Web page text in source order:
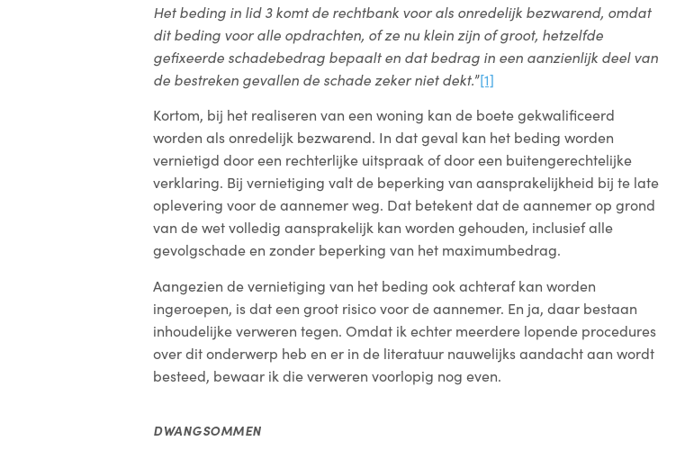
Het beding in lid 3 komt de rechtbank voor als onredelijk bezwarend, omdat
dit beding voor alle opdrachten, of ze nu klein zijn of groot, hetzelfde
gefixeerde schadebedrag bepaalt en dat bedrag in een aanzienlijk deel van
de bestreken gevallen de schade zeker niet dekt.”[1]
Kortom, bij het realiseren van een woning kan de boete gekwalificeerd
worden als onredelijk bezwarend. In dat geval kan het beding worden
vernietigd door een rechterlijke uitspraak of door een buitengerechtelijke
verklaring. Bij vernietiging valt de beperking van aansprakelijkheid bij te late
oplevering voor de aannemer weg. Dat betekent dat de aannemer op grond
van de wet volledig aansprakelijk kan worden gehouden, inclusief alle
gevolgschade en zonder beperking van het maximumbedrag.
Aangezien de vernietiging van het beding ook achteraf kan worden
ingeroepen, is dat een groot risico voor de aannemer. En ja, daar bestaan
inhoudelijke verweren tegen. Omdat ik echter meerdere lopende procedures
over dit onderwerp heb en er in de literatuur nauwelijks aandacht aan wordt
besteed, bewaar ik die verweren voorlopig nog even.
DWANGSOMMEN